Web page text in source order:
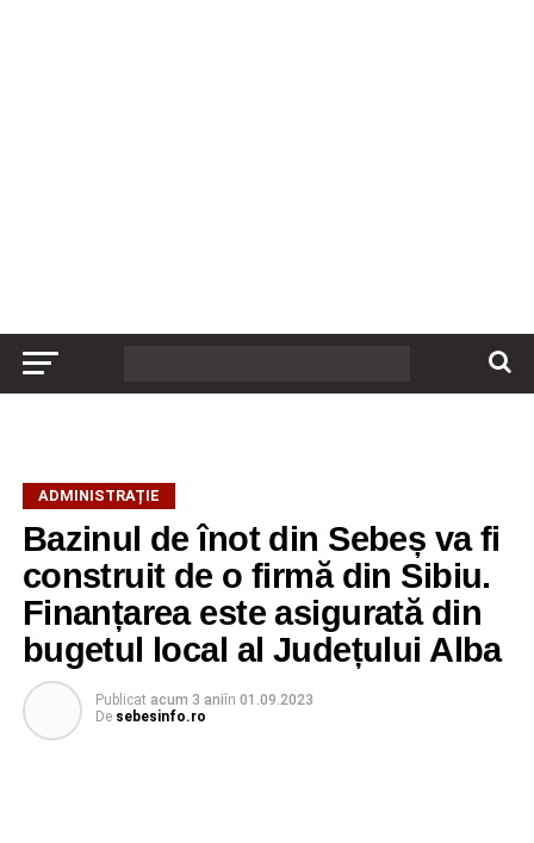
ADMINISTRAȚIE
Bazinul de înot din Sebeș va fi
construit de o firmă din Sibiu.
Finanțarea este asigurată din
bugetul local al Județului Alba
Publicat acum 3 aniîn 01.09.2023
De sebesinfo.ro